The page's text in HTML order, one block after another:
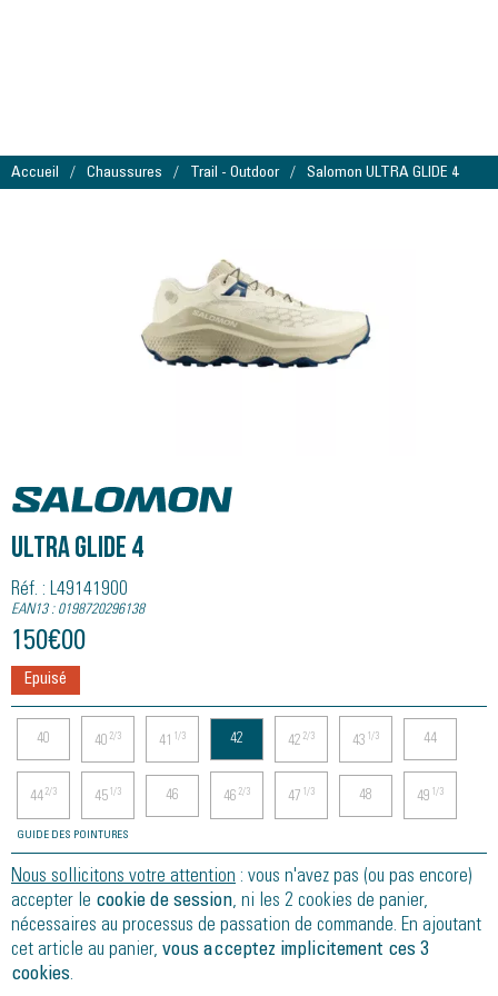
Accueil Chaussures Trail - Outdoor Salomon ULTRA GLIDE 4
Salomon
ULTRA GLIDE 4
Réf. : L49141900
EAN13 : 0198720296138
150€00
Epuisé
40 402/3 41 1/3 42 422/3 43 1/3 44
442/3 45 1/3 46 462/3 47 1/3 48 49 1/3
GUIDE DES POINTURES
Nous sollicitons votre attention : vous n'avez pas (ou pas encore)
accepter le cookie de session, ni les 2 cookies de panier,
nécessaires au processus de passation de commande. En ajoutant
cet article au panier, vous acceptez implicitement ces 3
cookies.